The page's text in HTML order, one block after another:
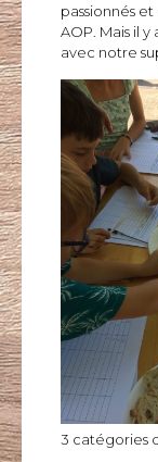
passionnés
AOP Mais il
avec notre
3 catégories